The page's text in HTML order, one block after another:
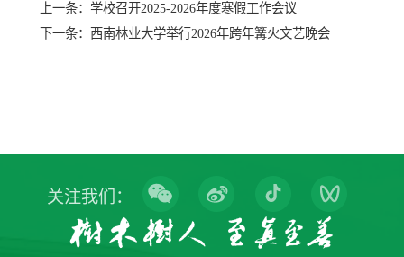
上一条： 学校召开2025-2026年度寒假工作会议
下一条： 西南林业大学举行2026年跨年篝火文艺晚会
关注我们：